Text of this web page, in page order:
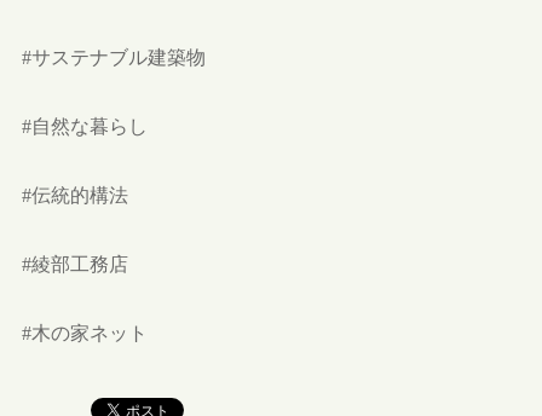
#サステナブル建築物
#自然な暮らし
#伝統的構法
#綾部工務店
#木の家ネット